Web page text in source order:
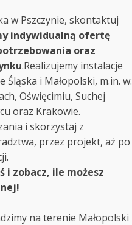
w Pszczynie, skontaktuj
indywidualną ofertę
oraz
.Realizujemy instalacje
i Małopolski, m.in. w:
Oświęcimiu, Suchej
oraz Krakowie.
i skorzystaj z
przez projekt, aż po
i zobacz, ile możesz
na terenie Małopolski